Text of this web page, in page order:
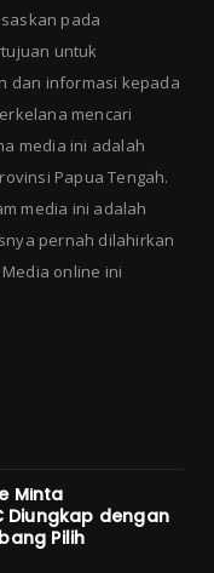
pada
untuk
dan informasi kepada
mencari
media ini adalah
Papua Tengah.
media ini adalah
pernah dilahirkan
online ini
Minta
Diungkap dengan
Pilih